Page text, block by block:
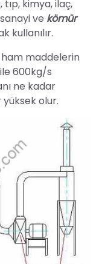
kimya, ilaç,
ve kömür
kullanılır.
ham maddelerin
600kg/s
ne kadar
yüksek olur.